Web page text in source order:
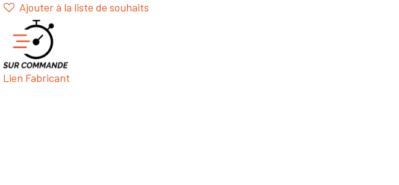
Ajouter à la liste de souhaits
Lien Fabricant